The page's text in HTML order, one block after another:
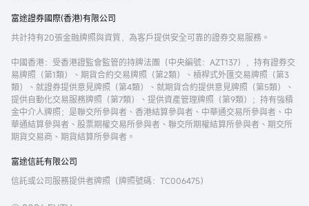
富途證券國際(香港)有限公司
共計持有20張金融牌照與資質，為客戶提供安全可靠的證券交易服務。
中國香港：受香港證監會監管的持牌法團（中央編號：AZT137），持有證券交
易牌照（第1類）、期貨合約交易牌照（第2類）、槓桿式外匯交易牌照（第3
類）、就證券提供意見牌照（第4類）、就期貨合約提供意見牌照（第5類）、
提供自動化交易服務牌照（第7類）、提供資產管理牌照（第9類）；持有強積
金中介人牌照；是聯交所參與者、香港結算參與者、中華通交易所參與者、中
華通結算參與者、股票期權交易所參與者、聯交所期權結算所參與者、期交所
期貨交易商、期貨結算所參與者。
富途信託有限公司
信託或公司服務提供者牌照（牌照號碼：TC006475）